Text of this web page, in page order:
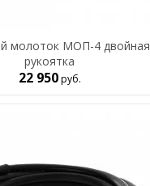
молоток МОП-4 двойная
рукоятка
22 950руб.